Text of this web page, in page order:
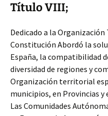
Título VIII;
Dedicado a la
Constitución Abordó la
España, la compatibilidad
diversidad de regiones y
Organización territorial
municipios, en Provincias y
Las Comunidades